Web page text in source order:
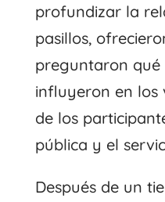
profundizar la
pasillos,
preguntaron qué
influyeron en los
de los
pública y el
Después de un